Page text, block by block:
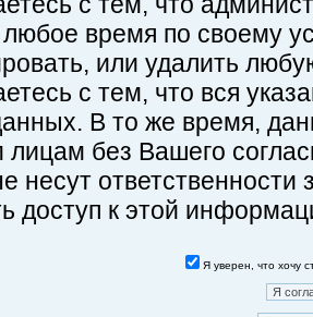
любое время по своему
или удалить
с тем, что вся
В то же время,
лицам без Вашего
несут ответственности
доступ к этой
Я уверен, что хочу